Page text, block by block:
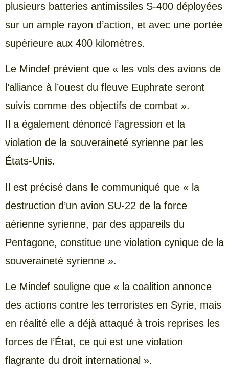
plusieurs batteries antimissiles S-400 déployées
sur un ample rayon d’action, et avec une portée
supérieure aux 400 kilomètres.
Le Mindef prévient que « les vols des avions de
l’alliance à l’ouest du fleuve Euphrate seront
suivis comme des objectifs de combat ».
Il a également dénoncé l’agression et la
violation de la souveraineté syrienne par les
États-Unis.
Il est précisé dans le communiqué que « la
destruction d’un avion SU-22 de la force
aérienne syrienne, par des appareils du
Pentagone, constitue une violation cynique de la
souveraineté syrienne ».
Le Mindef souligne que « la coalition annonce
des actions contre les terroristes en Syrie, mais
en réalité elle a déjà attaqué à trois reprises les
forces de l’État, ce qui est une violation
flagrante du droit international ».